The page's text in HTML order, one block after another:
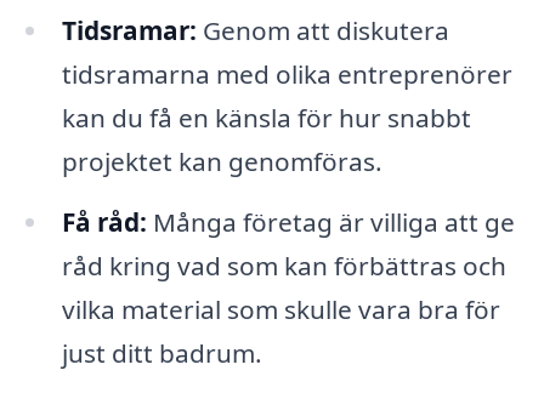
Tidsramar: Genom att diskutera
tidsramarna med olika entreprenörer
kan du få en känsla för hur snabbt
projektet kan genomföras.
Få råd: Många företag är villiga att ge
råd kring vad som kan förbättras och
vilka material som skulle vara bra för
just ditt badrum.